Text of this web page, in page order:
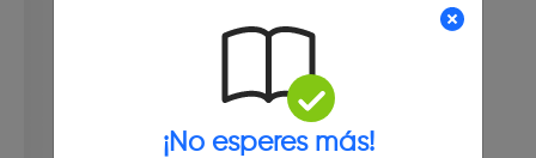
¡No esperes más!